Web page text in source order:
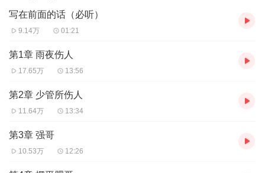
写在前面的话（必听）
9.14万 01:21
第1章 雨夜伤人
17.65万 13:56
第2章 少管所伤人
11.64万 13:34
第3章 强哥
10.53万 12:26